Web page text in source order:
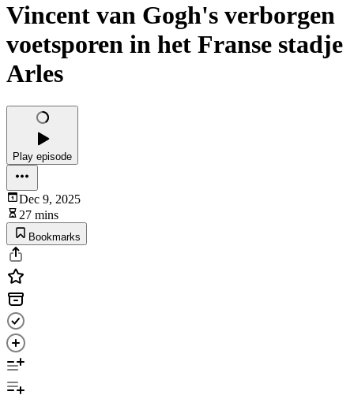
Vincent van Gogh's verborgen
voetsporen in het Franse stadje
Arles
Play episode
Dec 9, 2025
27 mins
Bookmarks